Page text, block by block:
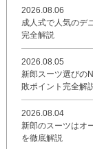
2026.08.06
成人式で人気のデ
完全解説
2026.08.05
新郎スーツ選びの
敗ポイント完全解
2026.08.04
新郎のスーツはオ
を徹底解説